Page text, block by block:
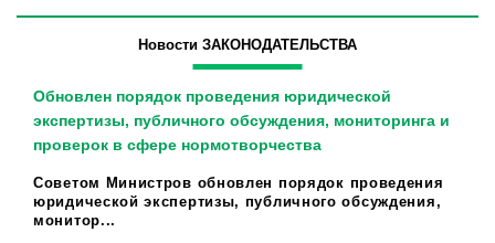
Новости ЗАКОНОДАТЕЛЬСТВА
Обновлен порядок проведения юридической
экспертизы, публичного обсуждения, мониторинга и
проверок в сфере нормотворчества
Советом Министров обновлен порядок проведения
юридической экспертизы, публичного обсуждения,
монитор...